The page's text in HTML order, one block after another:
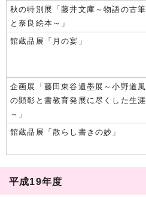
秋の特別展「藤井文庫～物語の古筆
と奈良絵本～」
館蔵品展「月の宴」
企画展「藤田東谷遺墨展～小野道風
の顕彰と書教育発展に尽くした生涯
～」
館蔵品展「散らし書きの妙」
平成19年度